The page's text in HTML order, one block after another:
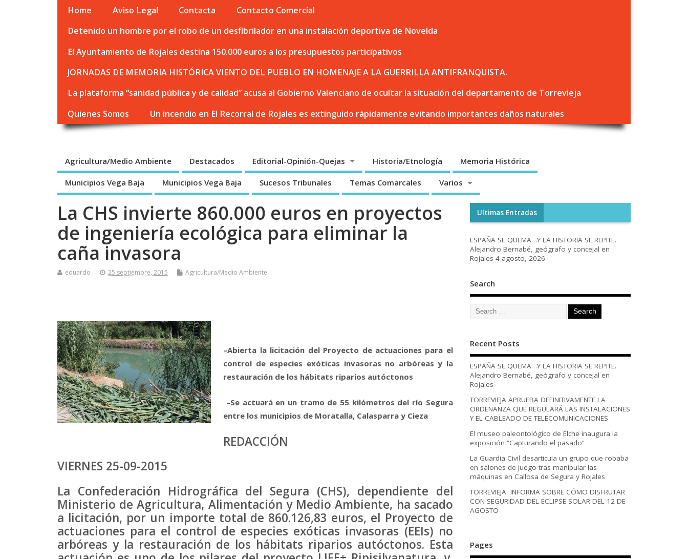
Home Aviso Legal Contacta
Contacto Comercial
Detenido un hombre por el robo de un desfibrilador en una instalación deportiva de Novelda
El Ayuntamiento de Rojales destina 150.000 euros a los presupuestos participativos
JORNADAS DE MEMORIA HISTÓRICA VIENTO DEL PUEBLO EN HOMENAJE A LA GUERRILLA ANTIFRANQUISTA.
La plataforma “sanidad pública y de calidad” acusa al Gobierno Valenciano de ocultar la situación del departamento de Torrevieja
Quienes Somos
Un incendio en El Recorral de Rojales es extinguido rápidamente evitando importantes daños naturales
Agricultura/Medio Ambiente Destacados Editorial-Opinión-Quejas Historia/Etnología Memoria Histórica
Municipios Vega Baja Municipios Vega Baja Sucesos Tribunales Temas Comarcales Varios
La CHS invierte 860.000 euros en proyectos
de ingeniería ecológica para eliminar la
caña invasora
eduardo 25 septiembre, 2015 Agricultura/Medio Ambiente
–Abierta la licitación del Proyecto de actuaciones para el
control de especies exóticas invasoras no arbóreas y la
restauración de los hábitats riparios autóctonos
–Se actuará en un tramo de 55 kilómetros del río Segura
entre los municipios de Moratalla, Calasparra y Cieza
REDACCIÓN
VIERNES 25-09-2015
La Confederación Hidrográfica del Segura (CHS), dependiente del
Ministerio de Agricultura, Alimentación y Medio Ambiente, ha sacado
a licitación, por un importe total de 860.126,83 euros, el Proyecto de
actuaciones para el control de especies exóticas invasoras (EEIs) no
arbóreas y la restauración de los hábitats riparios autóctonos. Esta
Ultimas Entradas
ESPAÑA SE QUEMA…Y LA HISTORIA SE REPITE.
Alejandro Bernabé, geógrafo y concejal en
Rojales 4 agosto, 2026
Search
Recent Posts
ESPAÑA SE QUEMA…Y LA HISTORIA SE REPITE.
Alejandro Bernabé, geógrafo y concejal en
Rojales
TORREVIEJA APRUEBA DEFINITIVAMENTE LA
ORDENANZA QUE REGULARÁ LAS INSTALACIONES
Y EL CABLEADO DE TELECOMUNICACIONES
El museo paleontológico de Elche inaugura la
exposición “Capturando el pasado”
La Guardia Civil desarticula un grupo que robaba
en salones de juego tras manipular las
máquinas en Callosa de Segura y Rojales
TORREVIEJA INFORMA SOBRE CÓMO DISFRUTAR
CON SEGURIDAD DEL ECLIPSE SOLAR DEL 12 DE
AGOSTO
Pages